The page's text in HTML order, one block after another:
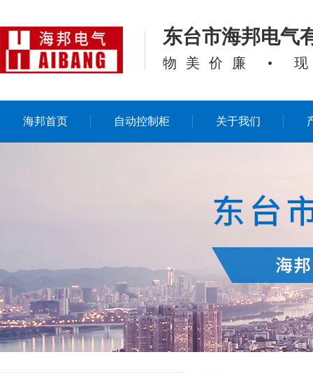
东台市海邦电气
物美价廉 •
海邦首页 自动控制柜 关于我们